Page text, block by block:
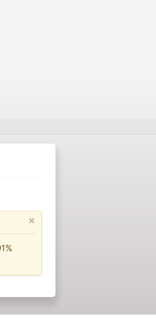
×